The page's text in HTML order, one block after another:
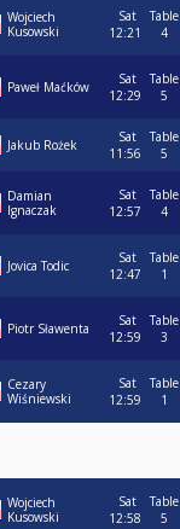
Wojciech
Kusowski
Sat
12:21
Table
4
Paweł Maćków
Sat
12:29
Table
5
Jakub Rożek
Sat
11:56
Table
5
Damian
Ignaczak
Sat
12:57
Table
4
Jovica Todic
Sat
12:47
Table
1
Piotr Sławenta
Sat
12:59
Table
3
Cezary
Wiśniewski
Sat
12:59
Table
1
Wojciech
Kusowski
Sat
12:58
Table
5